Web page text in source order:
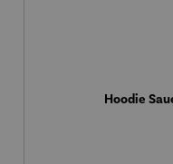
Hoodie